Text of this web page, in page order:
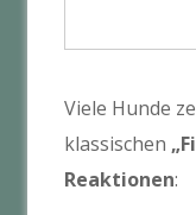
Viele Hunde
klassischen
Reaktionen: